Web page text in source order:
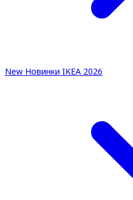
New Новинки IKEA 2026